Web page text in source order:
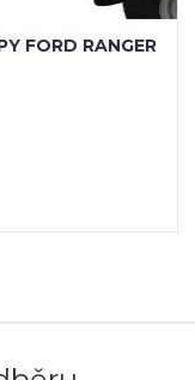
FORD RANGER